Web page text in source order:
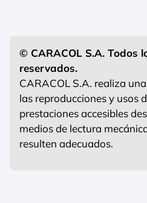
© CARACOL S.A. Todos
reservados.
CARACOL S.A. realiza
las reproducciones y usos
prestaciones accesibles
medios de lectura
resulten adecuados.